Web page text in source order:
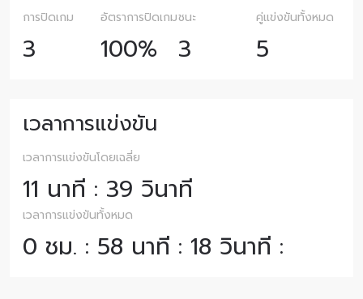
การปิดเกม
3
อัตราการปิดเกม
100%
ชนะ
3
คู่แข่งขันทั้งหมด
5
เวลาการแข่งขัน
เวลาการแข่งขันโดยเฉลี่ย
11 นาที : 39 วินาที
เวลาการแข่งขันทั้งหมด
0 ชม. : 58 นาที : 18 วินาที :